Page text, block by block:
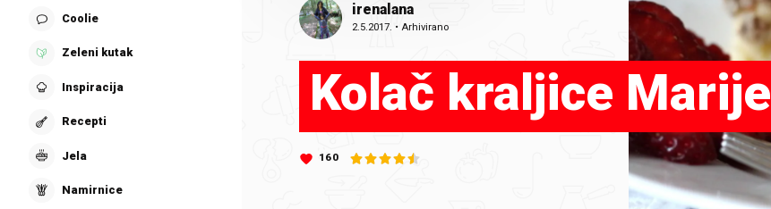
Coolie
Zeleni kutak
Inspiracija
Recepti
Jela
Namirnice
irenalana
2.5.2017. •Arhivirano
Kolač kraljice Marije
160